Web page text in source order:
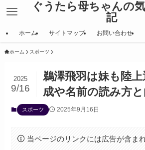
ぐうたら母ちゃんの
記
ホーム サイトマップ お問い合わせ
ホーム スポーツ
鵜澤飛羽は妹も陸
成や名前の読み方と
2025
9/16
スポーツ 2025年9月16日
当ページのリンクには広告が含ま